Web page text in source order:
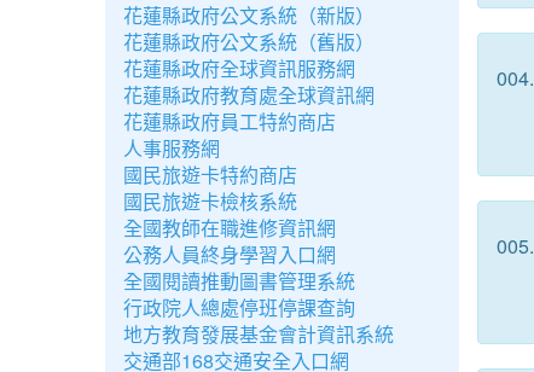
004.
005.
花蓮縣政府公文系統（新版）
花蓮縣政府公文系統（舊版）
花蓮縣政府全球資訊服務網
花蓮縣政府教育處全球資訊網
花蓮縣政府員工特約商店
人事服務網
國民旅遊卡特約商店
國民旅遊卡檢核系統
全國教師在職進修資訊網
公務人員終身學習入口網
全國閱讀推動圖書管理系統
行政院人總處停班停課查詢
地方教育發展基金會計資訊系統
交通部168交通安全入口網